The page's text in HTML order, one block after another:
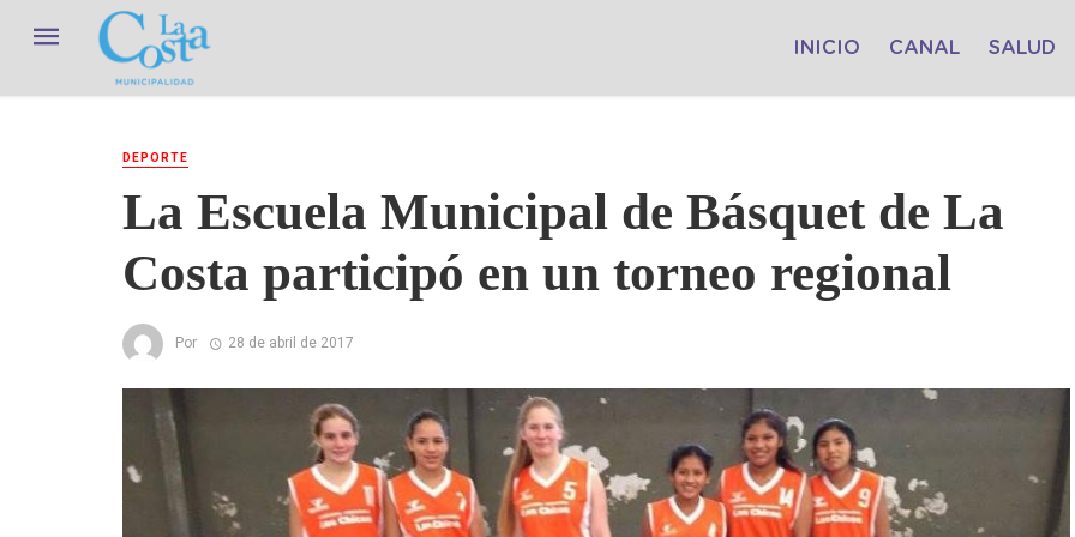
INICIO CANAL SALUD
DEPORTE
La Escuela Municipal de Básquet de La
Costa participó en un torneo regional
Por 28 de abril de 2017